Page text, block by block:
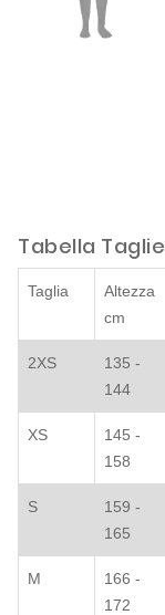
Tabella Taglie
Taglia
Altezza
cm
2XS
135 -
144
XS
145 -
158
S
159 -
165
M
166 -
172